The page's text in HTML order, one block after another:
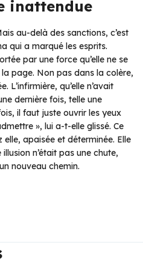
inattendue
au-delà des sanctions, c’est
qui a marqué les esprits.
par une force qu’elle ne se
page. Non pas dans la colère,
L’infirmière, qu’elle n’avait
dernière fois, telle une
il faut juste ouvrir les yeux
», lui a-t-elle glissé. Ce
apaisée et déterminée. Elle
n’était pas une chute,
nouveau chemin.